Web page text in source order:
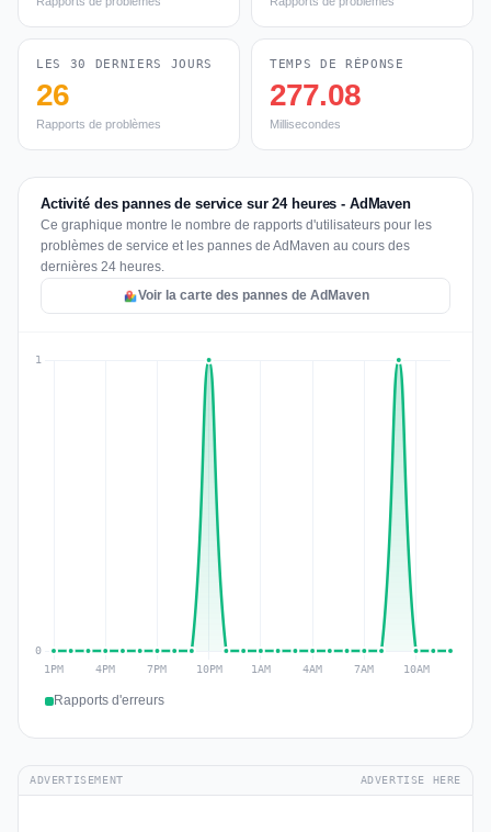
LES 30 DERNIERS JOURS
26
Rapports de problèmes
TEMPS DE RÉPONSE
277.08
Millisecondes
Activité des pannes de service sur 24 heures - AdMaven
Ce graphique montre le nombre de rapports d'utilisateurs pour les
problèmes de service et les pannes de AdMaven au cours des
dernières 24 heures.
Voir la carte des pannes de AdMaven
Rapports d'erreurs
ADVERTISEMENT ADVERTISE HERE